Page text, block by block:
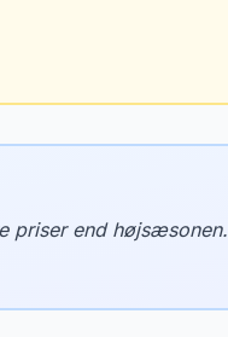
priser end højsæsonen.